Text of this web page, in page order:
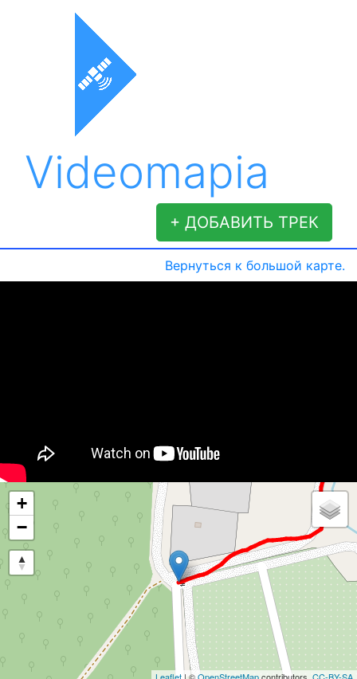
Videomapia
+ ДОБАВИТЬ ТРЕК
Вернуться к большой карте.
+
−